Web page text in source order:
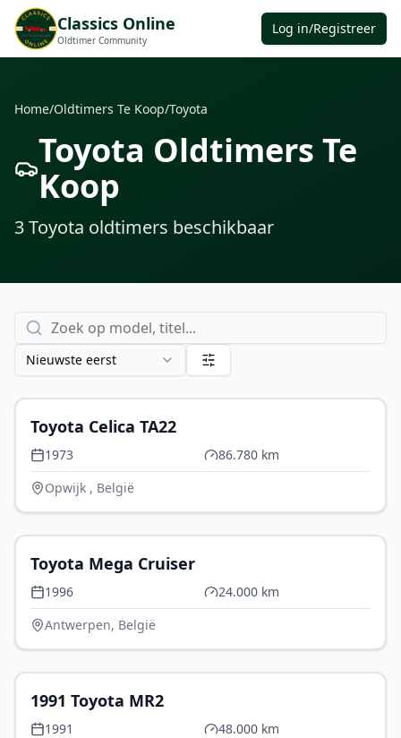
Classics Online
Oldtimer Community
Log in/Registreer
Home/Oldtimers Te Koop/Toyota
Toyota Oldtimers Te
Koop
3Toyota oldtimers beschikbaar
Nieuwste eerst
Toyota Celica TA22
1973
86.780 km
Opwijk , België
Toyota Mega Cruiser
1996
24.000 km
Antwerpen, België
1991 Toyota MR2
1991
48.000 km